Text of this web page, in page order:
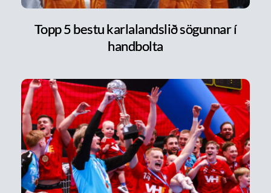
Topp 5 bestu karlalandslið sögunnar í
handbolta